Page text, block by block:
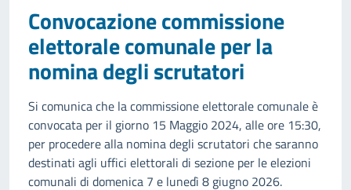
Convocazione commissione
elettorale comunale per la
nomina degli scrutatori
Si comunica che la commissione elettorale comunale è
convocata per il giorno 15 Maggio 2024, alle ore 15:30,
per procedere alla nomina degli scrutatori che saranno
destinati agli uffici elettorali di sezione per le elezioni
comunali di domenica 7 e lunedì 8 giugno 2026.